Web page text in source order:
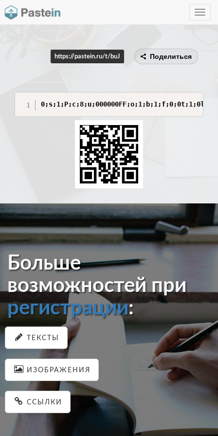
Toggle
https://pastein.ru/t/buJ Поделиться
Больше
возможностей при
регистрации:
ТЕКСТЫ
ИЗОБРАЖЕНИЯ
ССЫЛКИ